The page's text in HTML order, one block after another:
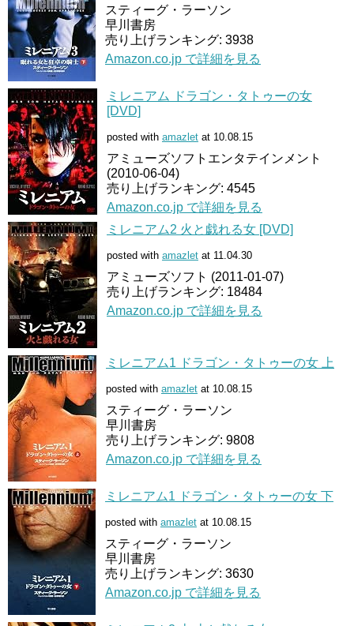
スティーグ・ラーソン
早川書房
売り上げランキング: 3938
Amazon.co.jp で詳細を見る
ミレニアム ドラゴン・タトゥーの女
[DVD]
posted with amazlet at 10.08.15
アミューズソフトエンタテインメント
(2010-06-04)
売り上げランキング: 4545
Amazon.co.jp で詳細を見る
ミレニアム2 火と戯れる女 [DVD]
posted with amazlet at 11.04.30
アミューズソフト (2011-01-07)
売り上げランキング: 18484
Amazon.co.jp で詳細を見る
ミレニアム1 ドラゴン・タトゥーの女 上
posted with amazlet at 10.08.15
スティーグ・ラーソン
早川書房
売り上げランキング: 9808
Amazon.co.jp で詳細を見る
ミレニアム1 ドラゴン・タトゥーの女 下
posted with amazlet at 10.08.15
スティーグ・ラーソン
早川書房
売り上げランキング: 3630
Amazon.co.jp で詳細を見る